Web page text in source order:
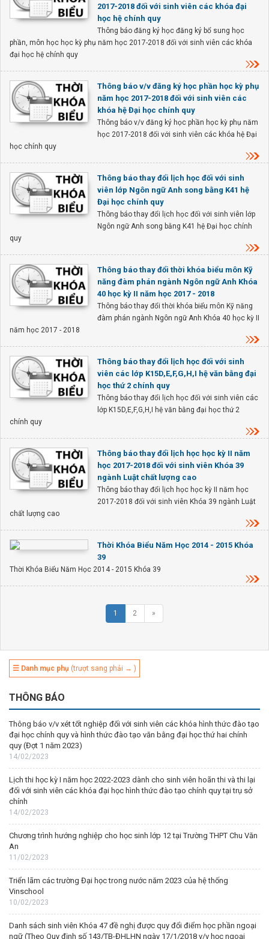
2017-2018 đối với sinh viên các khóa đại
học hệ chính quy
Thông báo đăng ký học đăng ký bổ sung học
phần, môn học học kỳ phụ năm học 2017-2018 đối với sinh viên các khóa
đại học hệ chính quy
Thông báo v/v đăng ký học phần học kỳ phụ
năm học 2017-2018 đối với sinh viên các
khóa hệ Đại học chính quy
Thông báo v/v đăng ký học phần học kỳ phụ năm
học 2017-2018 đối với sinh viên các khóa hệ Đại
học chính quy
Thông báo thay đổi lịch học đối với sinh
viên lớp Ngôn ngữ Anh song bằng K41 hệ
Đại học chính quy
Thông báo thay đổi lịch học đối với sinh viên lớp
Ngôn ngữ Anh song bằng K41 hệ Đại học chính
quy
Thông báo thay đổi thời khóa biểu môn Kỹ
năng đàm phán ngành Ngôn ngữ Anh Khóa
40 học kỳ II năm học 2017 - 2018
Thông báo thay đổi thời khóa biểu môn Kỹ năng
đàm phán ngành Ngôn ngữ Anh Khóa 40 học kỳ II
năm học 2017 - 2018
Thông báo thay đổi lịch học đối với sinh
viên các lớp K15D,E,F,G,H,I hệ văn bằng đại
học thứ 2 chính quy
Thông báo thay đổi lịch học đối với sinh viên các
lớp K15D,E,F,G,H,I hệ văn bằng đại học thứ 2
chính quy
Thông báo thay đổi lịch học học kỳ II năm
học 2017-2018 đối với sinh viên Khóa 39
ngành Luật chất lượng cao
Thông báo thay đổi lịch học học kỳ II năm học
2017-2018 đối với sinh viên Khóa 39 ngành Luật
chất lượng cao
Thời Khóa Biểu Năm Học 2014 - 2015 Khóa
39
Thời Khóa Biểu Năm Học 2014 - 2015 Khóa 39
1 2 »
☰ Danh mục phụ (trượt sang phải → )
THÔNG BÁO
Thông báo v/v xét tốt nghiệp đối với sinh viên các khóa hình thức đào tạo
đại học chính quy và hình thức đào tạo văn bằng đại học thứ hai chính
quy (Đợt 1 năm 2023)
14/02/2023
Lịch thi học kỳ I năm học 2022-2023 dành cho sinh viên hoãn thi và thi lại
đối với sinh viên các khóa đại học hình thức đào tạo chính quy tại trụ sở
chính
14/02/2023
Chương trình hướng nghiệp cho học sinh lớp 12 tại Trường THPT Chu Văn
An
11/02/2023
Triển lãm các trường Đại học trong nước năm 2023 của hệ thống
Vinschool
10/02/2023
Danh sách sinh viên Khóa 47 đề nghị được quy đổi điểm học phần ngoại
ngữ (Theo Quy định số 143/TB-ĐHLHN ngày 17/1/2018 v/v học ngoại